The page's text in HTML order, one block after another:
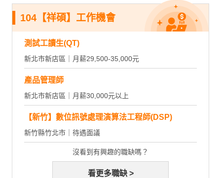
104【祥碩】工作機會
測試工讀生(QT)
新北市新店區｜月薪29,500-35,000元
產品管理師
新北市新店區｜月薪30,000元以上
【新竹】數位訊號處理演算法工程師(DSP)
新竹縣竹北市｜待遇面議
沒看到有興趣的職缺嗎？
看更多職缺 >